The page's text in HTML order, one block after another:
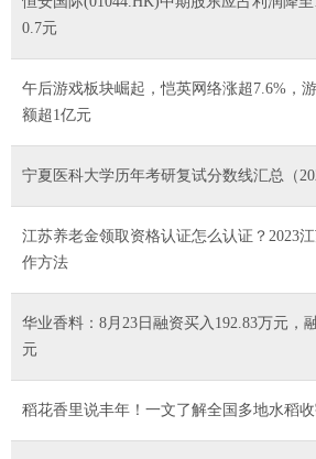
0.7元
午后游戏板块崛起，恺英网络涨超7.6%，
额超1亿元
宁夏医科大学历年考研复试分数线汇总（
江苏养老金领取资格认证怎么认证？2023
作方法
华业香料：8月23日融资买入192.83万元，
元
稻花香里说丰年！一文了解全国多地水稻